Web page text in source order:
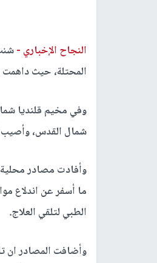
النجاح الإخباري -
المحتلة، حيث
وفي مخيم قلنديا
شمال القدس،
وأفادت مصادر
ما أسفر عن اندلاع
الطبي لتلقي العلاج.
وأضافت المصادر ان